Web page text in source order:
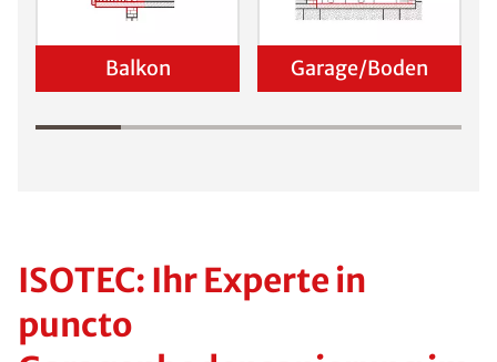
Balkon Garage/Boden
ISOTEC: Ihr Experte in
puncto